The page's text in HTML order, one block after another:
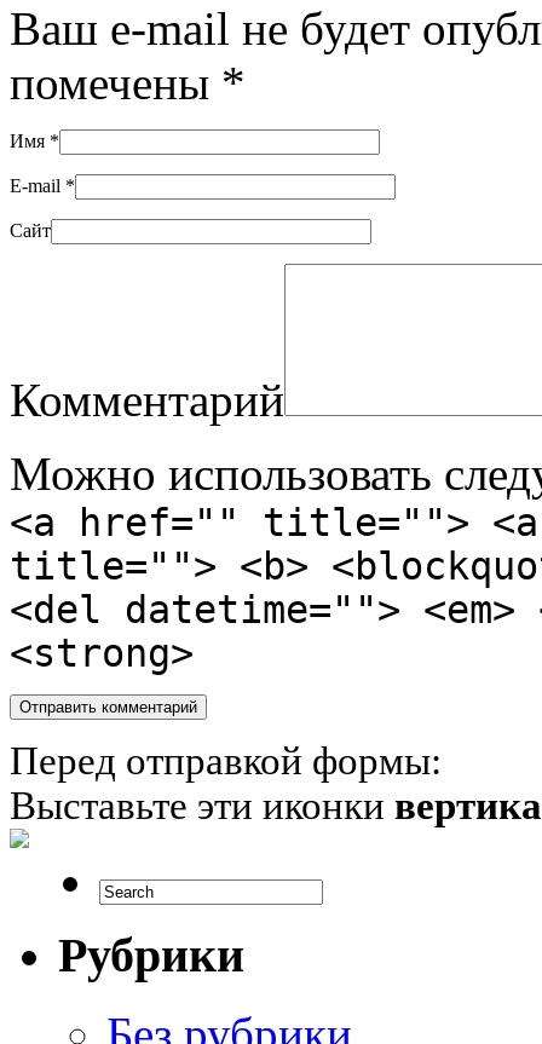
Ваш e-mail не будет
помечены *
Имя *
E-mail *
Сайт
Комментарий
Можно использовать
<a href="" title="">
title=""> <b>
<del datetime="">
<strong>
Перед отправкой формы:
Выставьте эти иконки
Рубрики